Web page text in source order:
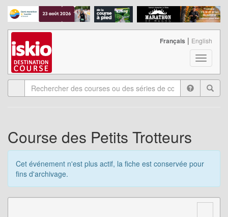
T
o
g
l
i
g
o
Français | English
Course des Petits Trotteurs
Cet événement n'est plus actif, la fiche est conservée pour
fins d'archivage.